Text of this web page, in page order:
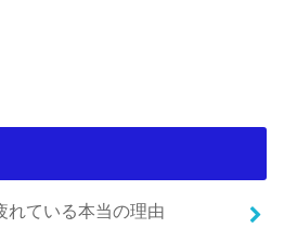
れている本当の理由